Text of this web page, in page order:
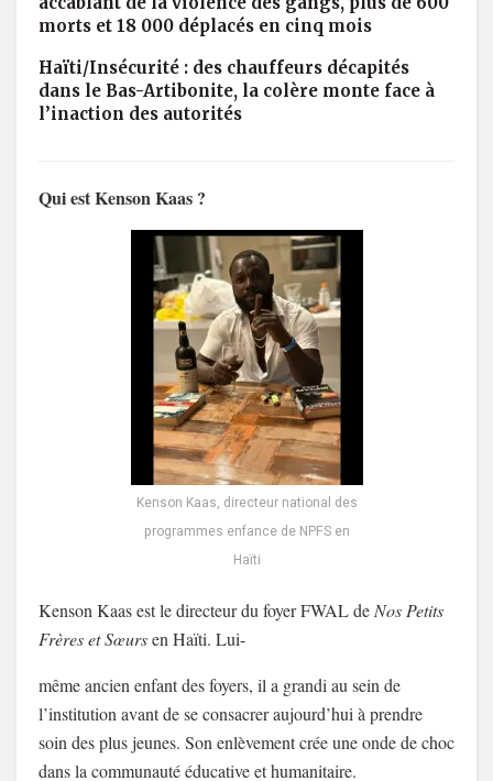
morts et 18 000 déplacés en cinq mois
Haïti/Insécurité : des chauffeurs décapités
dans le Bas-Artibonite, la colère monte face à
l’inaction des autorités
Qui est Kenson Kaas ?
Kenson Kaas, directeur national des
programmes enfance de NPFS en
Haïti
Kenson Kaas est le directeur du foyer FWAL deNos Petits
Frères et Sœursen Haïti. Lui-
même ancien enfant des foyers, il a grandi au sein de
l’institution avant de se consacrer aujourd’hui à prendre
soin des plus jeunes. Son enlèvement crée une onde de choc
dans la communauté éducative et humanitaire.